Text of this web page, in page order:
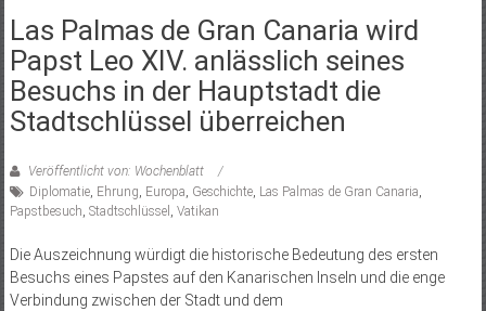
Las Palmas de Gran Canaria wird
Papst Leo XIV. anlässlich seines
Besuchs in der Hauptstadt die
Stadtschlüssel überreichen
Veröffentlicht von: Wochenblatt
Diplomatie, Ehrung, Europa, Geschichte, Las Palmas de Gran Canaria,
Papstbesuch, Stadtschlüssel , Vatikan
Die Auszeichnung würdigt die historische Bedeutung des ersten
Besuchs eines Papstes auf den Kanarischen Inseln und die enge
Verbindung zwischen der Stadt und dem